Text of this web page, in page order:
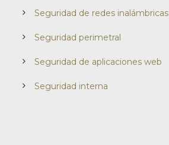
Seguridad de redes inalámbricas
Seguridad perimetral
Seguridad de aplicaciones web
Seguridad interna